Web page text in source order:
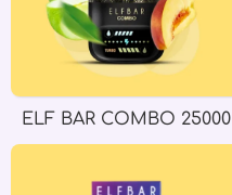
ELF BAR COMBO 25000